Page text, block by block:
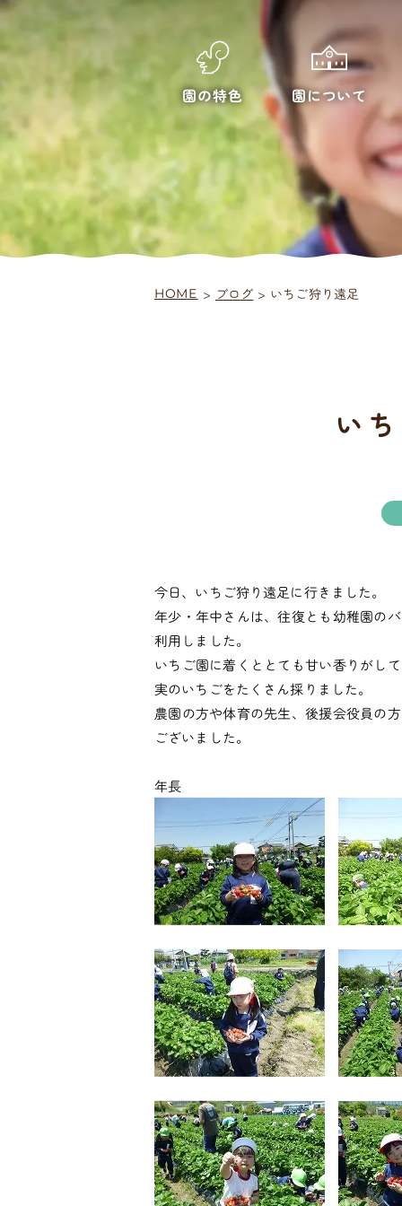
園の特色 園について
HOME > ブログ > いちご狩り遠足
い
今日、いちご狩り遠足に行きました。
年少・年中さんは、往復とも幼稚園の
利用しました。
いちご園に着くととても甘い香りがし
実のいちごをたくさん採りました。
農園の方や体育の先生、後援会役員の
ございました。
年長